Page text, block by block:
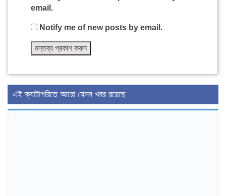
email.
Notify me of new posts by email.
এই ক্যাটাগরিতে আরো যেসব খবর রয়েছে